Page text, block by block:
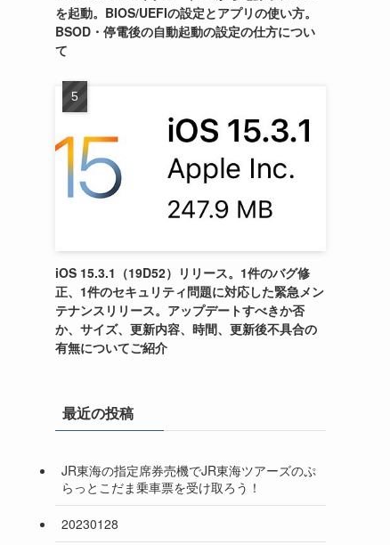
を起動。BIOS/UEFIの設定とアプリの使い方。
BSOD・停電後の自動起動の設定の仕方につい
て
iOS 15.3.1（19D52）リリース。1件のバグ修
正、1件のセキュリティ問題に対応した緊急メン
テナンスリリース。アップデートすべきか否
か、サイズ、更新内容、時間、更新後不具合の
有無についてご紹介
最近の投稿
JR東海の指定席券売機でJR東海ツアーズのぷ
らっとこだま乗車票を受け取ろう！
20230128